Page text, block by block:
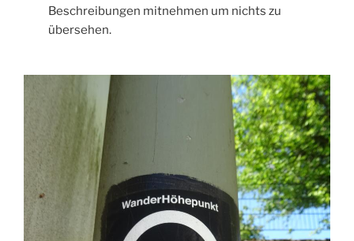
Beschreibungen mitnehmen um nichts zu
übersehen.